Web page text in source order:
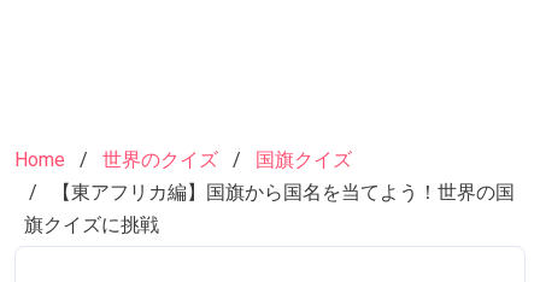
Home 世界のクイズ
国旗クイズ
【東アフリカ編】国旗から国名を当てよう！世界の国
旗クイズに挑戦